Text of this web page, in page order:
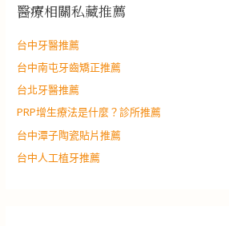
醫療相關私藏推薦
台中牙醫推薦
台中南屯牙齒矯正推薦
台北牙醫推薦
PRP增生療法是什麼？診所推薦
台中潭子陶瓷貼片推薦
台中人工植牙推薦